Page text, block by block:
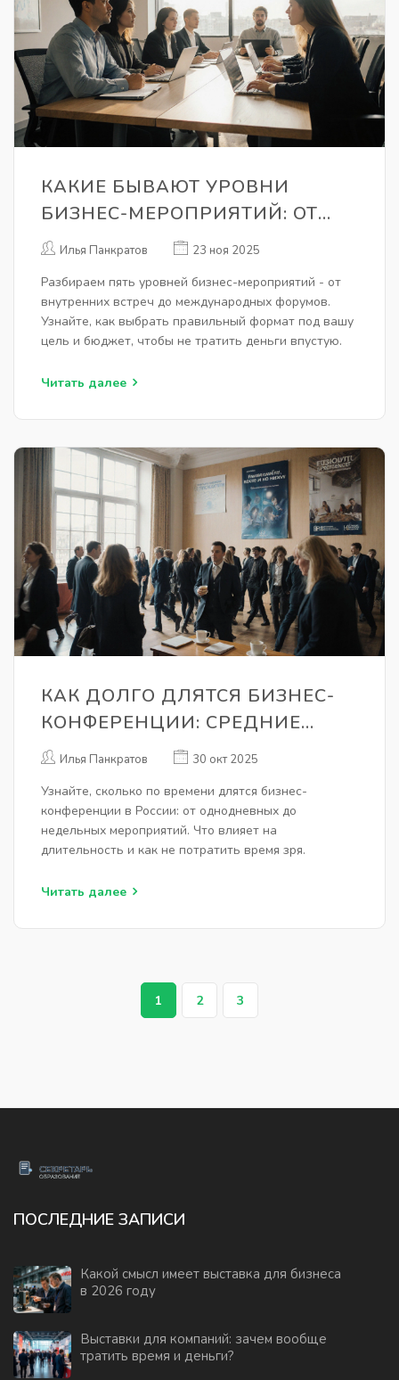
КАКИЕ БЫВАЮТ УРОВНИ
БИЗНЕС-МЕРОПРИЯТИЙ: ОТ
КОРПОРАТИВНЫХ ВСТРЕЧ ДО
Илья Панкратов 23 ноя 2025
Разбираем пять уровней бизнес-мероприятий - от
внутренних встреч до международных форумов.
Узнайте, как выбрать правильный формат под вашу
цель и бюджет, чтобы не тратить деньги впустую.
Читать далее
КАК ДОЛГО ДЛЯТСЯ БИЗНЕС-
КОНФЕРЕНЦИИ: СРЕДНИЕ
СРОКИ И ЧТО ВЛИЯЕТ НА
Илья Панкратов 30 окт 2025
Узнайте, сколько по времени длятся бизнес-
конференции в России: от однодневных до
недельных мероприятий. Что влияет на
длительность и как не потратить время зря.
Читать далее
1 2 3
ПОСЛЕДНИЕ ЗАПИСИ
Какой смысл имеет выставка для бизнеса
в 2026 году
Выставки для компаний: зачем вообще
тратить время и деньги?